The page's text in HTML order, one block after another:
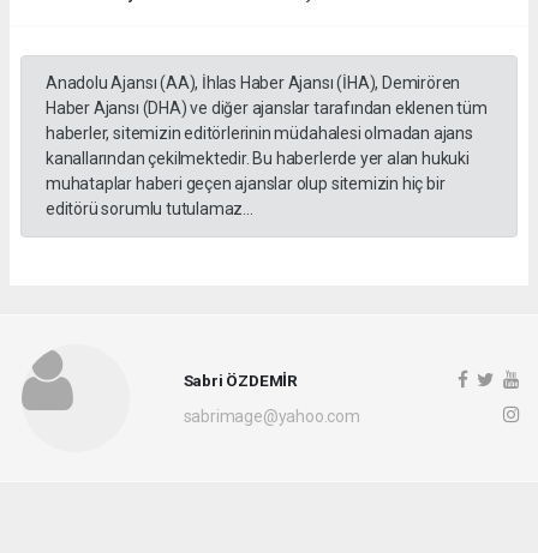
Anadolu Ajansı (AA), İhlas Haber Ajansı (İHA), Demirören
Haber Ajansı (DHA) ve diğer ajanslar tarafından eklenen tüm
haberler, sitemizin editörlerinin müdahalesi olmadan ajans
kanallarından çekilmektedir. Bu haberlerde yer alan hukuki
muhataplar haberi geçen ajanslar olup sitemizin hiç bir
editörü sorumlu tutulamaz...
Sabri ÖZDEMİR
sabrimage@yahoo.com